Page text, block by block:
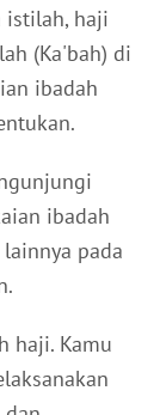
istilah, haji
(Ka'bah) di
ibadah
ibadah
pada
haji. Kamu